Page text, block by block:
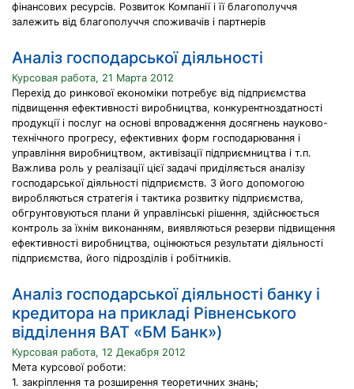
фінансових ресурсів. Розвиток Компанії і її благополуччя
залежить від благополуччя споживачів і партнерів
Аналіз господарської діяльності
Курсовая работа, 21 Марта 2012
Перехід до ринкової економіки потребує від підприємства
підвищення ефективності виробництва, конкурентноздатності
продукції і послуг на основі впровадження досягнень науково-
технічного прогресу, ефективних форм господарювання і
управління виробництвом, активізації підприємництва і т.п.
Важлива роль у реалізації цієї задачі приділяється аналізу
господарської діяльності підприємств. З його допомогою
виробляються стратегія і тактика розвитку підприємства,
обгрунтовуються плани й управлінські рішення, здійснюється
контроль за їхнім виконанням, виявляються резерви підвищення
ефективності виробництва, оцінюються результати діяльності
підприємства, його підрозділів і робітників.
Аналіз господарської діяльності банку і
кредитора на прикладі Рівненського
відділення ВАТ «БМ Банк»)
Курсовая работа, 12 Декабря 2012
Мета курсової роботи:
1. закріплення та розширення теоретичних знань;